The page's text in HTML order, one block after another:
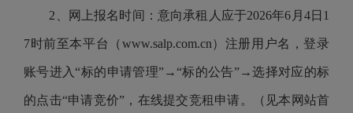
2、网上报名时间：意向承租人应于2026年6月4日1
7时前至本平台（www.salp.com.cn）注册用户名，登录
账号进入“标的申请管理”→“标的公告”→选择对应的标
的点击“申请竞价”， 在线提交竞租申请。（见本网站首